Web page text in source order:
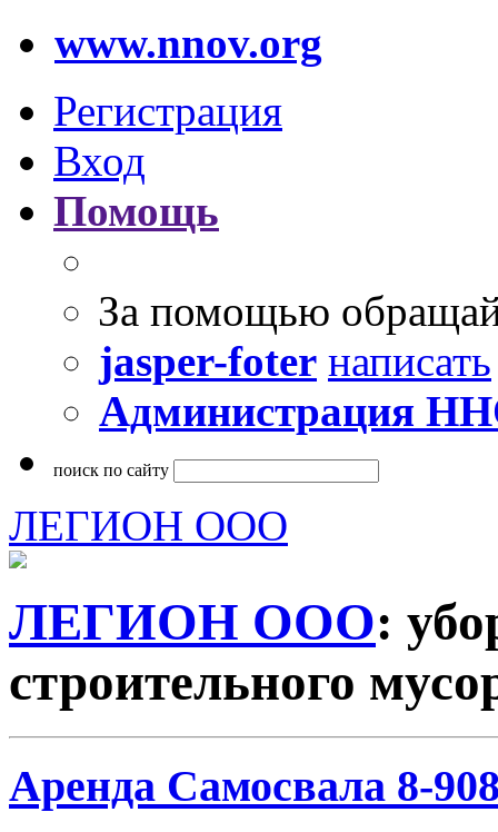
www.nnov.org
Регистрация
Вход
Помощь
За помощью
jasper-foter написать
Администрация
поиск по сайту
ЛЕГИОН ООО
ЛЕГИОН ООО:
строительного
Аренда Самосвала 8-